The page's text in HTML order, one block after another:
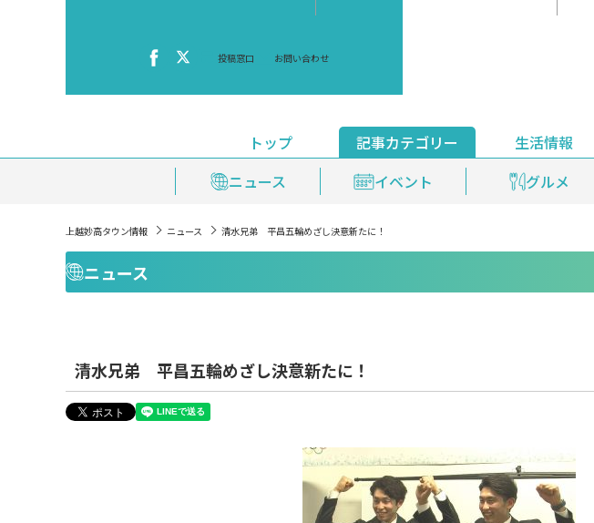
投稿窓口 お問い合わせ
トップ
記事カテゴリー
ニュース
イベント グルメ
生活情報
おくやみ情報
安全安心情報
ライブ配信
上越妙高タウン情報 ニュース 清水兄弟 平昌五輪めざし決意新たに！
ニュース
清水兄弟 平昌五輪めざし決意新たに！